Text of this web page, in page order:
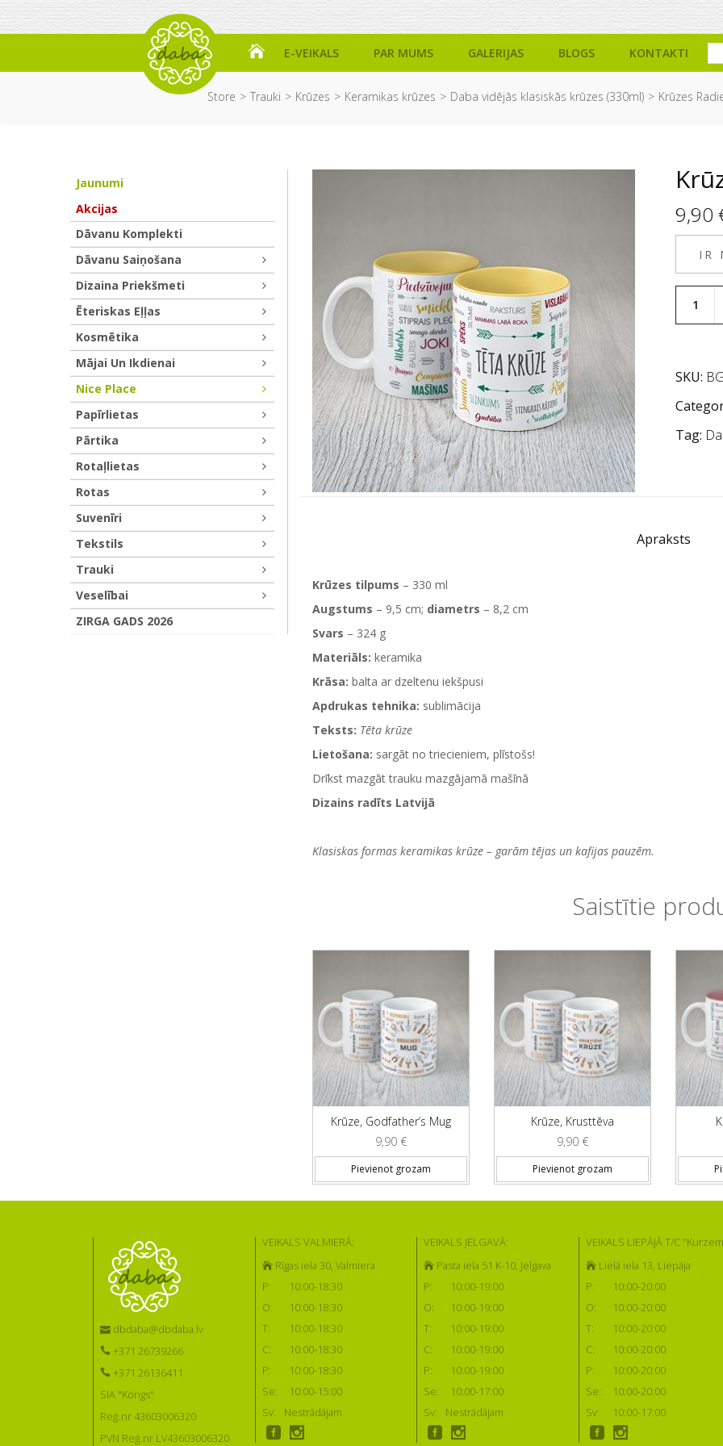
E-VEIKALS PAR MUMS GALERIJAS BLOGS KONTAKTI
Store Trauki Krūzes Keramikas krūzes Daba vidējās klasiskās krūzes (330ml) Krūzes
9,90
IR
SKU:
Tag:
Apraksts
Krūzes tilpums – 330 ml
Augstums – 9,5 cm; diametrs – 8,2 cm
Svars – 324 g
Materiāls: keramika
Krāsa: balta ar dzeltenu iekšpusi
Apdrukas tehnika: sublimācija
Teksts: Tēta krūze
Lietošana: sargāt no triecieniem, plīstošs!
Drīkst mazgāt trauku mazgājamā mašīnā
Dizains radīts Latvijā
Klasiskas formas keramikas krūze – garām tējas un kafijas pauzēm.
Saistītie
Krūze, Godfather’s Mug
9,90 €
Pievienot grozam
Krūze, Krusttēva
9,90 €
Pievienot grozam
Jaunumi
Akcijas
Dāvanu Komplekti
Dāvanu Saiņošana
Dizaina Priekšmeti
Ēteriskas Eļļas
Kosmētika
Mājai Un Ikdienai
Nice Place
Papīrlietas
Pārtika
Rotaļlietas
Rotas
Suvenīri
Tekstils
Trauki
Veselībai
ZIRGA GADS 2026
dbdaba@dbdaba.lv
+371 26739266
+371 26136411
SIA "Kongs"
Reģ.nr 43603006320
PVN Reģ.nr LV43603006320
VEIKALS VALMIERĀ:
Rīgas iela 30, Valmiera
P:
10:00-18:30
O:
10:00-18:30
T:
10:00-18:30
C:
10:00-18:30
P:
10:00-18:30
Se:
10:00-15:00
Sv:
Nestrādājam
VEIKALS JELGAVĀ:
Pasta iela 51 K-10, Jelgava
P:
10:00-19:00
O:
10:00-19:00
T:
10:00-19:00
C:
10:00-19:00
P:
10:00-19:00
Se:
10:00-17:00
Sv:
Nestrādājam
VEIKALS LIEPĀJĀ T/C
Lielā iela 13, Liepāja
P:
10:00-20:00
O:
10:00-20:00
T:
10:00-20:00
C:
10:00-20:00
P:
10:00-20:00
Se:
10:00-20:00
Sv:
10:00-17:00